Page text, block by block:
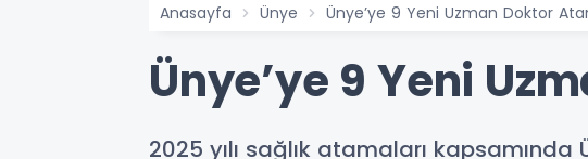
Anasayfa Ünye Ünye’ye 9 Yeni Uzman Doktor
Ünye’ye 9 Yeni
2025 yılı sağlık atamaları